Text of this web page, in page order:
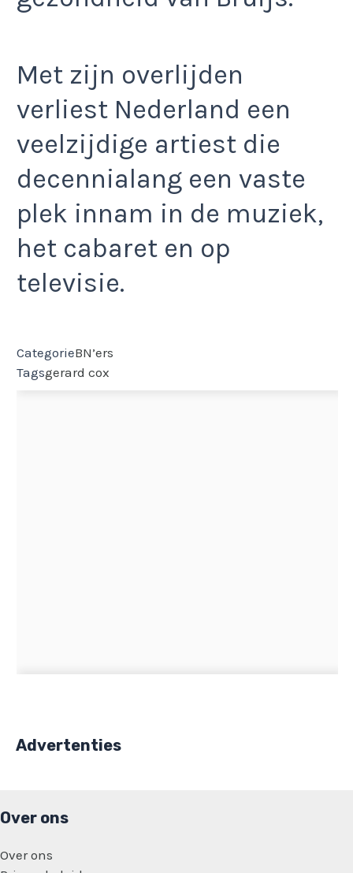
Met zijn overlijden
verliest Nederland een
veelzijdige artiest die
decennialang een vaste
plek innam in de muziek,
het cabaret en op
televisie.
CategorieBN’ers
Tagsgerard cox
Advertenties
Over ons
Over ons